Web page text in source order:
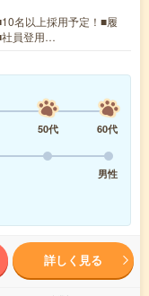
名以上採用予定！■履
社員登用…
50代
60代
男性
詳しく見る